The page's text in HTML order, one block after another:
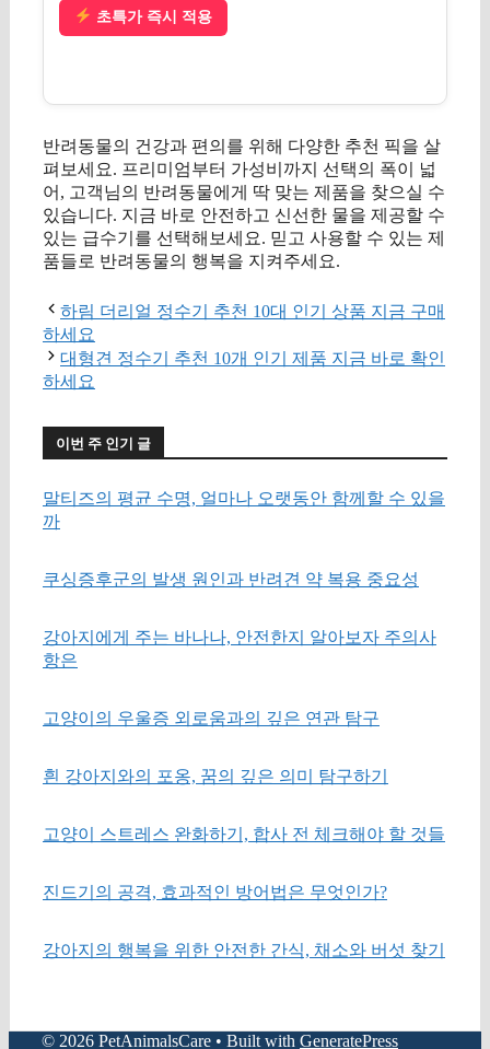
초특가 즉시 적용
반려동물의 건강과 편의를 위해 다양한 추천 픽을 살
펴보세요. 프리미엄부터 가성비까지 선택의 폭이 넓
어, 고객님의 반려동물에게 딱 맞는 제품을 찾으실 수
있습니다. 지금 바로 안전하고 신선한 물을 제공할 수
있는 급수기를 선택해보세요. 믿고 사용할 수 있는 제
품들로 반려동물의 행복을 지켜주세요.
하림 더리얼 정수기 추천 10대 인기 상품 지금 구매
하세요
대형견 정수기 추천 10개 인기 제품 지금 바로 확인
하세요
이번 주 인기 글
말티즈의 평균 수명, 얼마나 오랫동안 함께할 수 있을
까
쿠싱증후군의 발생 원인과 반려견 약 복용 중요성
강아지에게 주는 바나나, 안전한지 알아보자 주의사
항은
고양이의 우울증 외로움과의 깊은 연관 탐구
흰 강아지와의 포옹, 꿈의 깊은 의미 탐구하기
고양이 스트레스 완화하기, 합사 전 체크해야 할 것들
진드기의 공격, 효과적인 방어법은 무엇인가?
강아지의 행복을 위한 안전한 간식, 채소와 버섯 찾기
© 2026 PetAnimalsCare • Built with GeneratePress